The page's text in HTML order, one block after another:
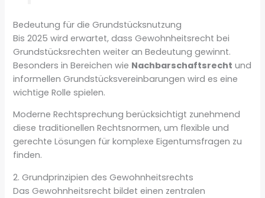
Bedeutung für die Grundstücksnutzung
Bis 2025 wird erwartet, dass Gewohnheitsrecht bei
Grundstücksrechten weiter an Bedeutung gewinnt.
Besonders in Bereichen wie Nachbarschaftsrecht und
informellen Grundstücksvereinbarungen wird es eine
wichtige Rolle spielen.
Moderne Rechtsprechung berücksichtigt zunehmend
diese traditionellen Rechtsnormen, um flexible und
gerechte Lösungen für komplexe Eigentumsfragen zu
finden.
2. Grundprinzipien des Gewohnheitsrechts
Das Gewohnheitsrecht bildet einen zentralen